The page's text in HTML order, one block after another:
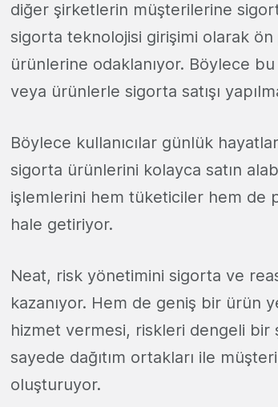
diğer şirketlerin müşterilerine
sigorta teknolojisi girişimi olarak
ürünlerine odaklanıyor. Böylece
veya ürünlerle sigorta satışı
Böylece kullanıcılar günlük
sigorta ürünlerini kolayca satın
işlemlerini hem tüketiciler hem de
hale getiriyor.
Neat, risk yönetimini sigorta ve
kazanıyor. Hem de geniş bir ürün
hizmet vermesi, riskleri dengeli bir
sayede dağıtım ortakları ile
oluşturuyor.